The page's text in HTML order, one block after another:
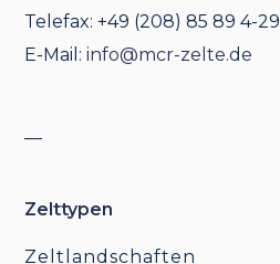
Telefax: +49 (208) 85 89 4-29
E-Mail:info@mcr-zelte.de
Zelttypen
Zeltlandschaften